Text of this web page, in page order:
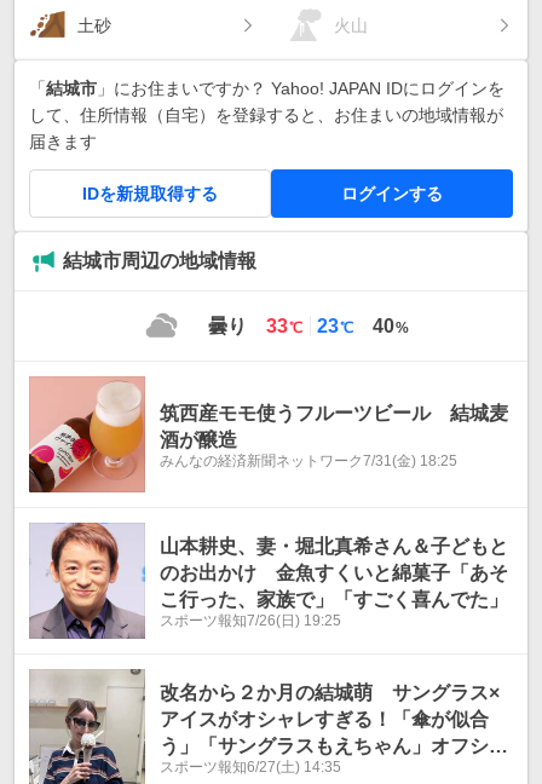
土砂 火山
「結城市 」にお住まいですか？ Yahoo! JAPAN IDにログインを
して、住所情報（自宅）を登録すると、お住まいの地域情報が
届きます
IDを新規取得する ログインする
結城市周辺の地域情報
曇り
最
33℃
最
23℃ 40%
筑西産モモ使うフルーツビール 結城麦
酒が醸造
みんなの経済新聞ネットワーク7/31(金) 18:25
山本耕史、妻・堀北真希さん＆子どもと
のお出かけ 金魚すくいと綿菓子「あそ
こ行った、家族で」「すごく喜んでた」
スポーツ報知7/26(日) 19:25
改名から２か月の結城萌 サングラス×
アイスがオシャレすぎる！「傘が似合
う」「サングラスもえちゃん」オフショ
ットにファン歓喜
スポーツ報知6/27(土) 14:35